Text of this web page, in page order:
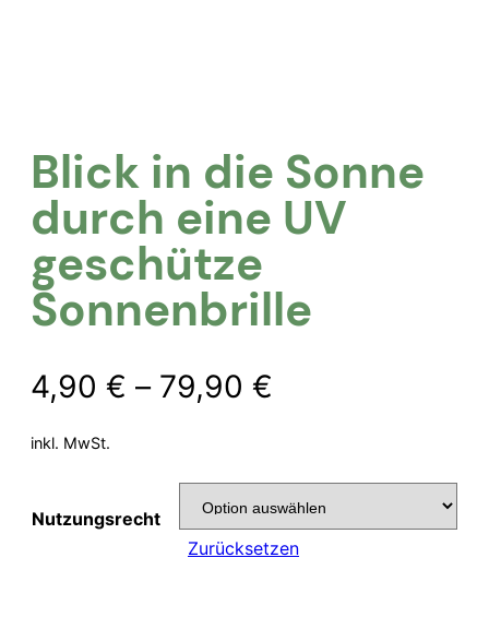
Blick in die Sonne
durch eine UV
geschütze
Sonnenbrille
4,90 € – 79,90 €
inkl. MwSt.
Nutzungsrecht
Zurücksetzen